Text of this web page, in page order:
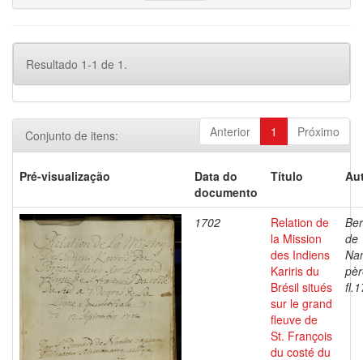
Resultado 1-1 de 1.
Anterior 1 Próximo
Conjunto de itens:
Pré-visualização
Data do
documento
Título
1702
Relation de
la Mission
des Indiens
Kariris du
Brésil situés
sur le grand
fleuve de
St. François
du costé du
de